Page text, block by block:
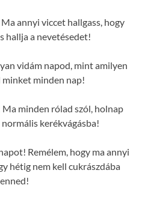
annyi viccet hallgass, hogy
hallja a nevetésedet!
vidám napod, mint amilyen
minket minden nap!
minden rólad szól, holnap
kerékvágásba!
Remélem, hogy ma annyi
hétig nem kell cukrászdába